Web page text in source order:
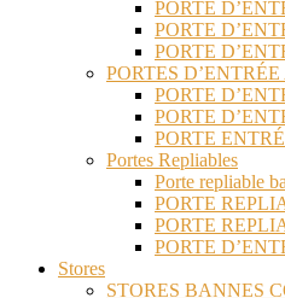
PORTE
PORTE
PORTE
PORTES
PORTE
PORTE
PORTE
Portes Repliables
Porte repliable
PORTE
PORTE
PORTE
Stores
STORES BANNES